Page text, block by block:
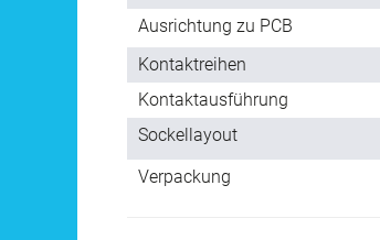
Ausrichtung zu PCB
Kontaktreihen
Kontaktausführung
Sockellayout
Verpackung